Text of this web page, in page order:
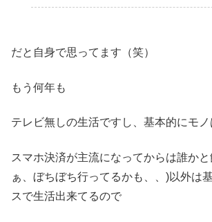
だと自身で思ってます（笑）
もう何年も
テレビ無しの生活ですし、基本的にモノ
スマホ決済が主流になってからは誰かと
ぁ、ぼちぼち行ってるかも、、)以外は
スで生活出来てるので